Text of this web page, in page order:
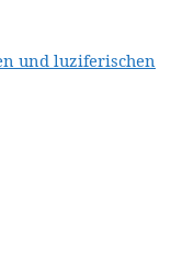
und luziferischen